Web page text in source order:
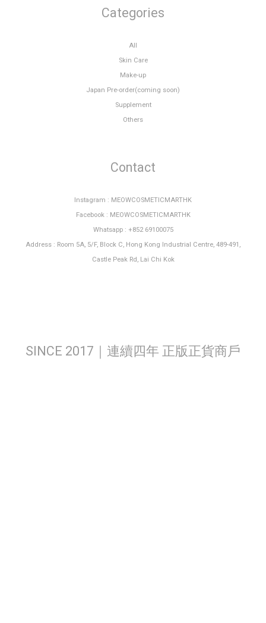
Categories
All
Skin Care
Make-up
Japan Pre-order(coming soon)
Supplement
Others
Contact
Instagram : MEOWCOSMETICMARTHK
Facebook : MEOWCOSMETICMARTHK
Whatsapp : +852 69100075
Address : Room 5A, 5/F, Block C, Hong Kong Industrial Centre, 489-491,
Castle Peak Rd, Lai Chi Kok
SINCE 2017｜連續四年 正版正貨商戶